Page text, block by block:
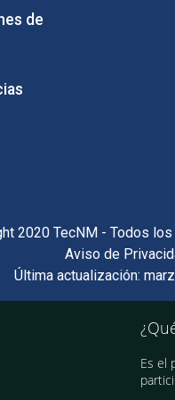
de
2020 TecNM - Todos
Aviso de
Última actualización:
Es el